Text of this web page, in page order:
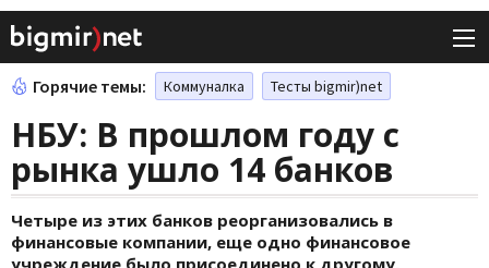
Горячие темы: Коммуналка Тесты bigmir)net
НБУ: В прошлом году с
рынка ушло 14 банков
Четыре из этих банков реорганизовались в
финансовые компании, еще одно финансовое